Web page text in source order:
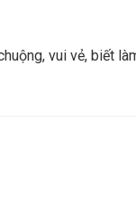
vui vẻ, biết